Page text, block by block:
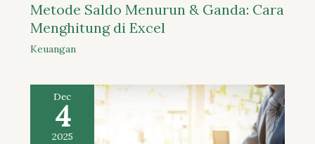
Metode Saldo Menurun & Ganda: Cara
Menghitung di Excel
Keuangan
Dec
4
2025